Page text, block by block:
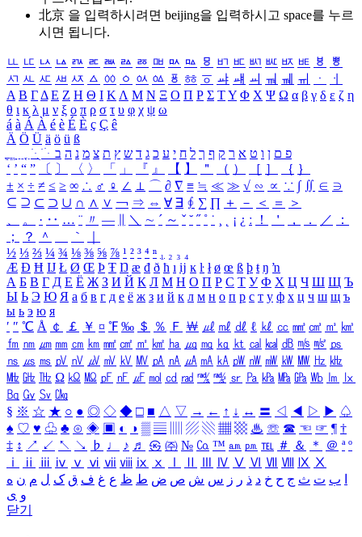
北京 을 입력하시려면 beijing을 입력하시고 space를 누르
시면 됩니다.
ㅥ ㅦ ㅧ ㅨ ㅩ ㅪ ㅫ ㅬ ㅭ ㅮ ㅯ ㅰ ㅱ ㅲ ㅳ ㅴ ㅵ ㅶ ㅷ ㅸ
ㅹ
ㅺ ㅻ ㅼ ㅽ ㅾ ㅿ ㆀ ㆁ ㆂ ㆃ ㆄ ㆅ ㆆ ㆇ ㆈ ㆉ ㆊ ㆋ ㆌ ㆍ
ㆎ
Α Β ΓΔ Ε Ζ Η Θ Ι ΚΛ Μ Ν Ξ Ο Π Ρ Σ ΤΥ Φ Χ Ψ Ω α β γ δ ε ζ η
θ ι κ λ μ ν ξ ο π ρ σ τ υ φ χ ψ ω
á à Á À é è É È ç Ç ê
Ä Ö Ü ä ö ü ß
ִֶֹ ֻּ ׁׂ פ ם ן ו ט א ר ק ף ך ל ח י ע כ ג ד ש ץ ת צ מ נ ה ב
‘ ’ “ ” 〔 〕 〈 〉 「 」 『 』 【 】 ＂ （ ） ［ ］ ｛ ｝
± × ÷ ≠ ≤ ≥ ∞ ∴ ♂ ♀ ∠ ⊥ ⌒ ∂ ∇ ≡ ≒ ≪ ≫ √ ∽ ∝ ∵ ∫ ∬ ∈ ∋
⊆ ⊇ ⊂ ⊃ ∪ ∩ ∧ ∨ ￢ ⇒ ⇔ ∀ ∃ ∮ ∑ ∏ ＋ － ＜ ＝
＞
、
。 · ‥ … ¨ 〃 ― ＼ ∼ ´ ～ ˇ ˘ ˝ ˚ ˙ ¸ ¡ ¿ ː ！ ＇ ， ． ／
：
；
？ ＾ ｀
½ ⅓ ⅔ ¼ ¾ ⅛ ⅜ ⅝ ⅞ ¹ ² ³ ⁴ ⁿ ₁ ₂ ₃ ₄
Æ Ð Ħ Ĳ Ł Ø Œ Þ Ŧ Ŋ æ đ ð ħ ı ĳ ĸ ŀ ł ø œ ß þ ŧ ŋ ŉ
А Б В Г Д Е Ё Ж З И Й К Л М Н О П Р С Т У Ф Х Ц Ч Ш Щ Ъ
Ы Ь Э Ю Я а б в г д е ё ж з и й к л м н о п р с т у ф х ц ч ш щ ъ
ы ь э ю я
′ ″ ℃ Å ￠ ￡ ￥ ¤ ℉ ‰ ＄ ％ Ｆ ￦ ㎕ ㎖ ㎗ ℓ ㎘ ㏄ ㎣ ㎤ ㎥ ㎦
㎙ ㎚ ㎛ ㎜ ㎝ ㎞ ㎟ ㎠ ㎡ ㎢ ㏊ ㎍ ㎎ ㎏ ㏏ ㎈ ㎉ ㏈ ㎧ ㎨ ㎰
㎱ ㎲ ㎳ ㎴ ㎵ ㎶ ㎷ ㎸ ㎹ ㎀ ㎁ ㎂ ㎃ ㎄ ㎺ ㎻ ㎽ ㎾ ㎿ ㎐ ㎑
㎒ ㎓ ㎔ Ω ㏀ ㏁ ㎊ ㎋ ㎌ ㏖ ㏅ ㎭ ㎮ ㎯ ㏛ ㎩ ㎪ ㎫ ㎬ ㏝ ㏐
㏓
㏃ ㏉ ㏜ ㏆
§ ※ ☆ ★ ○ ● ◎ ◇ ◆ □ ■ △ ▽ → ← ↑ ↓ ↔ 〓 ◁ ◀ ▷ ▶ ♤
♠ ♡ ♥ ♧ ♣ ⊙ ◈ ▣ ◐ ◑ ▒ ▤ ▨ ▧ ▦ ▩ ♨ ☏ ☎ ☜ ☞ ¶ †
‡ ↕ ↗ ↙ ↖ ↘ ♭ ♩ ♪ ♬ ㉿ ㈜ № ㏇ ™ ㏂ ㏘ ℡ ＃ ＆ ＊ ＠ ª º
ⅰ
ⅱ ⅲ ⅳ ⅴ ⅵ ⅶ ⅷ ⅸ ⅹ Ⅳ Ⅴ Ⅵ Ⅶ Ⅷ Ⅸ Ⅹ
ب ت ث ج ح خ د ذ ر ز س ش ص ض ط ظ ع غ ف ق ک ل م ن ه
و ی
닫기